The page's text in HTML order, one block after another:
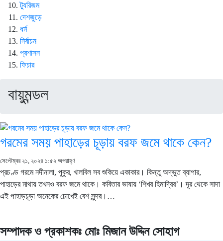
ট্যুরিজম
দেশজুড়ে
ধর্ম
নির্বাচন
প্রশাসন
ফিচার
বায়ুমন্ডল
গরমের সময় পাহাড়ের চূড়ায় বরফ জমে থাকে কেন?
সেপ্টেম্বর ২১, ২০২৪ ১:৫২ অপরাহ্ণ
প্রচণ্ড গরমে নদীনালা, পুকুর, খালবিল সব শুকিয়ে একাকার। কিন্তু অদ্ভুত ব্যাপার,
পাহাড়ের মাথায় তখনও বরফ জমে থাকে। কবিতার ভাষায় ‘শিখর হিমাদ্রির’। দূর থেকে সাদা
এই পাহাড়চূড়া অনেকের চোখেই বেশ সুন্দর।…
সম্পাদক ও প্রকাশকঃ মোঃ মিজান উদ্দিন সোহাগ